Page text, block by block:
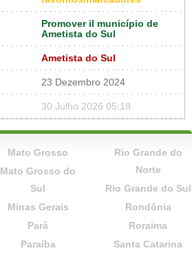
Promover il município de
Ametista do Sul
Ametista do Sul
23 Dezembro 2024
30 Julho 2026 05:18
Mato Grosso
Mato Grosso do
Sul
Minas Gerais
Pará
Paraíba
Rio Grande do
Norte
Rio Grande do Sul
Rondônia
Roraima
Santa Catarina